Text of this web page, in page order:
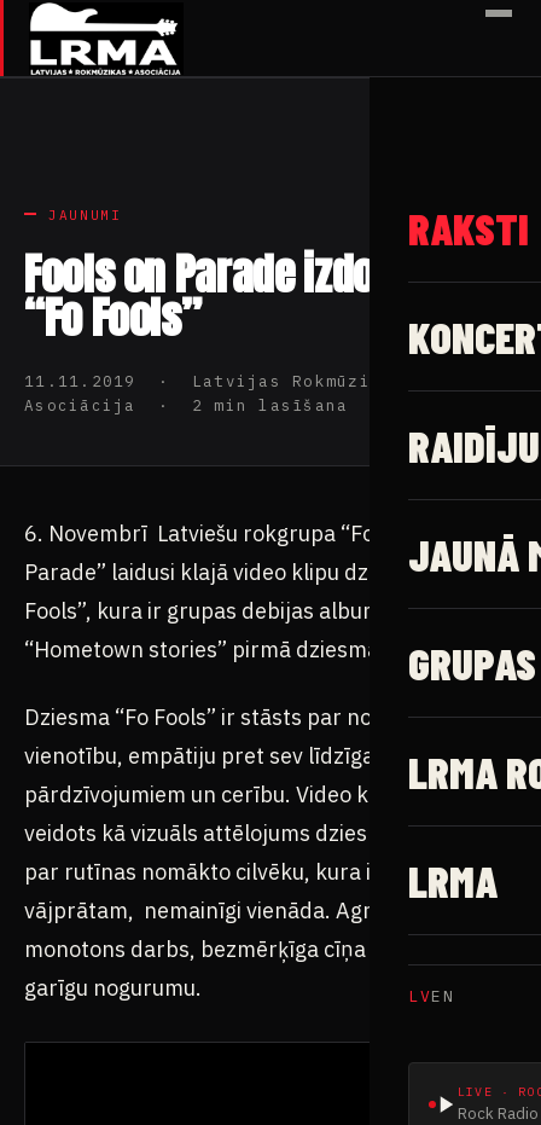
✕
RAKSTI
JAUNĀ
GRUPAS
LRMA
LRMA
LVEN
LIVE ·
Rock
JAUNUMI
Fools on Parade izdod video
“Fo Fools”
11.11.2019 · Latvijas Rokmūzikas
Asociācija · 2 min lasīšana
6. Novembrī Latviešu rokgrupa “Fools on
Parade” laidusi klajā video klipu dziesmai “Fo
Fools”, kura ir grupas debijas albuma
“Hometown stories” pirmā dziesma.
Dziesma “Fo Fools” ir stāsts par nogurumu,
vienotību, empātiju pret sev līdzīgajiem,
pārdzīvojumiem un cerību. Video klips tika
veidots kā vizuāls attēlojums dziesmai un stāsta
par rutīnas nomākto cilvēku, kura ikdiena ir līdz
vājprātam, nemainīgi vienāda. Agri rīti,
monotons darbs, bezmērķīga cīņa ar ikdienu un
garīgu nogurumu.